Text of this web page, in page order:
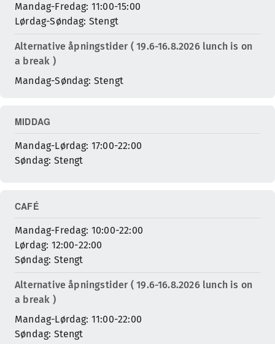
Mandag-Fredag: 11:00-15:00
Lørdag-Søndag: Stengt
Alternative åpningstider ( 19.6-16.8.2026 lunch is on
a break )
Mandag-Søndag: Stengt
MIDDAG
Mandag-Lørdag: 17:00-22:00
Søndag: Stengt
CAFÉ
Mandag-Fredag: 10:00-22:00
Lørdag: 12:00-22:00
Søndag: Stengt
Alternative åpningstider ( 19.6-16.8.2026 lunch is on
a break )
Mandag-Lørdag: 11:00-22:00
Søndag: Stengt